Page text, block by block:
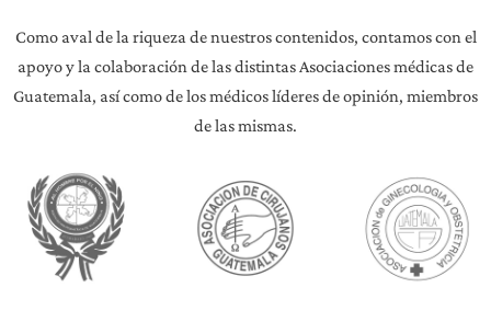
Como aval de la riqueza de nuestros contenidos, contamos con el
apoyo y la colaboración de las distintas Asociaciones médicas de
Guatemala, así como de los médicos líderes de opinión, miembros
de las mismas.